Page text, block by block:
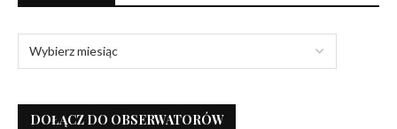
DOŁĄCZ DO OBSERWATORÓW